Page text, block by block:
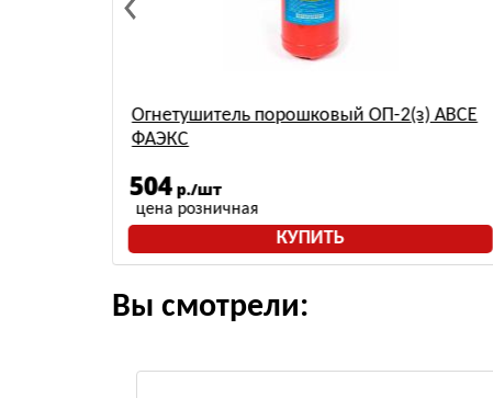
Огнетушитель порошковый ОП-2(з) АВСЕ
ФАЭКС
504 р./шт
цена розничная
КУПИТЬ
Вы смотрели: